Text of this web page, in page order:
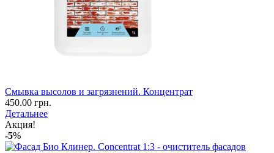
Смывка высолов и загрязнений. Концентрат
450.00 грн.
Детальнее
Акция!
-5%